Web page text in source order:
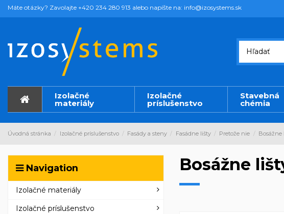
Máte otázky? Zavolajte +420 234 280 913 alebo napíšte na: info@izosystems.sk
Izolačné
materiály
Izolačné
príslušenstvo
Stavebná
chémia
Úvodná stránka Izolačné príslušenstvo Fasády a steny Fasádne lišty Pretože nie
Bosážne
Navigation
Izolačné materiály
Izolačné príslušenstvo